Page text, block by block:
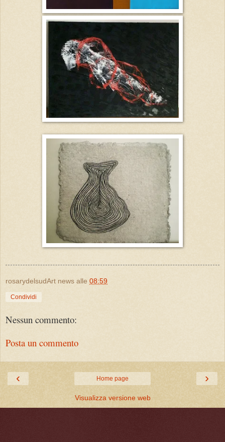
rosarydelsudArt news alle 08:59
Condividi
Nessun commento:
Posta un commento
‹ ›
Home page
Visualizza versione web